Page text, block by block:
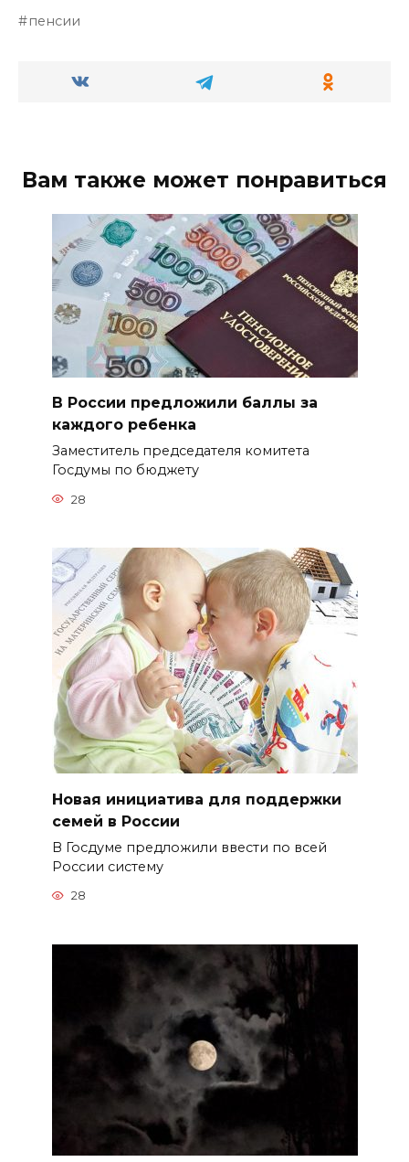
пенсии
Вам также может понравиться
В России предложили баллы за
каждого ребенка
Заместитель председателя комитета
Госдумы по бюджету
28
Новая инициатива для поддержки
семей в России
В Госдуме предложили ввести по всей
России систему
28